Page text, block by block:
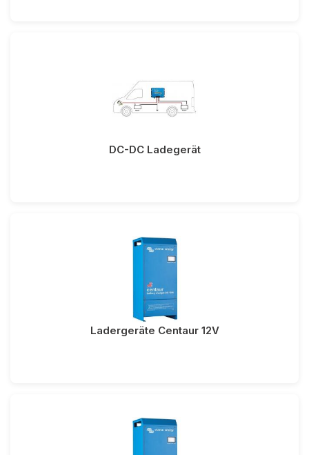
DC-DC Ladegerät
Ladergeräte Centaur 12V